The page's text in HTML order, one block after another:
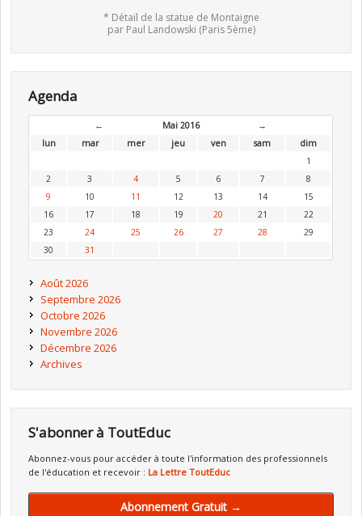
* Détail de la statue de Montaigne
par Paul Landowski (Paris 5ème)
Agenda
← Mai 2016
→
lun
mar mer jeu ven sam
dim
1
2
3 4 5 6 7
8
9
10 11 12 13 14
15
16
17 18 19 20 21
22
23
24 25 26 27 28
29
30
31
Août 2026
Septembre 2026
Octobre 2026
Novembre 2026
Décembre 2026
Archives
S'abonner à ToutEduc
Abonnez-vous pour accéder à toute l'information des professionnels
de l'éducation et recevoir : La Lettre ToutEduc
Abonnement Gratuit →